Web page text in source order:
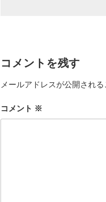
コメントを残す
メールアドレスが公開される
コメント ※